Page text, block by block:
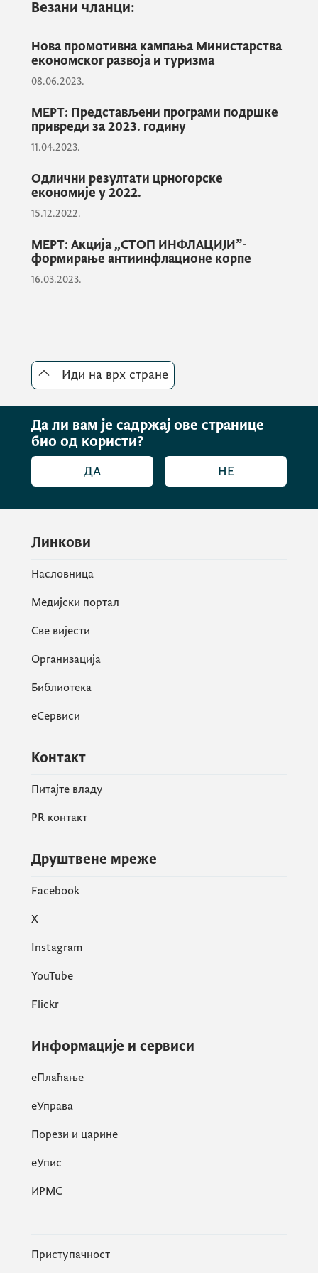
вишеструке позитивне ефекте. Поред
продајом робе широке потрошње акцији су
се касније приључиле бројне апотеке,
продавци техничких уређаја и
договору са Министарством су се
дефинисали посебни услови и категорије
нових продаваца.
Полазећи од резултата претходно
спроведене акције Министарство је
приступило креирању новог
„СТОП ИНФЛАЦИЈИ 100+”, којој се поред
велики број добављача и домаћих
произвођача.
наставља по сљедећем моделу:
Трговци су дужни да дефинишу листу
снизити цијене на начин
малопродајну и велепродајну маржу у
висини од 5%, док за трговце који
антиинфлациона корпа подразумјева
листу од најмање 50 производа.
Производи из антиинфлационе корпе
Везани чланци:
Нова промотивна кампања Министарства
економског развоја и туризма
08.06.2023.
МЕРТ: Представљени програми подршке
привреди за 2023. годину
11.04.2023.
Одлични резултати црногорске
економије у 2022.
15.12.2022.
МЕРТ: Акција „СТОП ИНФЛАЦИЈИ”-
формирање антиинфлационе корпе
16.03.2023.
Иди на врх стране
Да ли вам је садржај ове странице
био од користи?
ДА НЕ
Линкови
Насловница
Медијски портал
Све вијести
Организација
Библиотека
еСервиси
Контакт
Питајте владу
PR контакт
Друштвене мреже
Facebook
X
Instagram
YouTube
Flickr
Информације и сервиси
eПлаћање
еУправа
Порези и царине
eУпис
ИРМС
Приступачност